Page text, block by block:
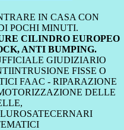
IN CASA CON
POCHI MINUTI.
CILINDRO EUROPEO
ANTI BUMPING.
GIUDIZIARIO
FISSE O
FAAC - RIPARAZIONE
DELLE